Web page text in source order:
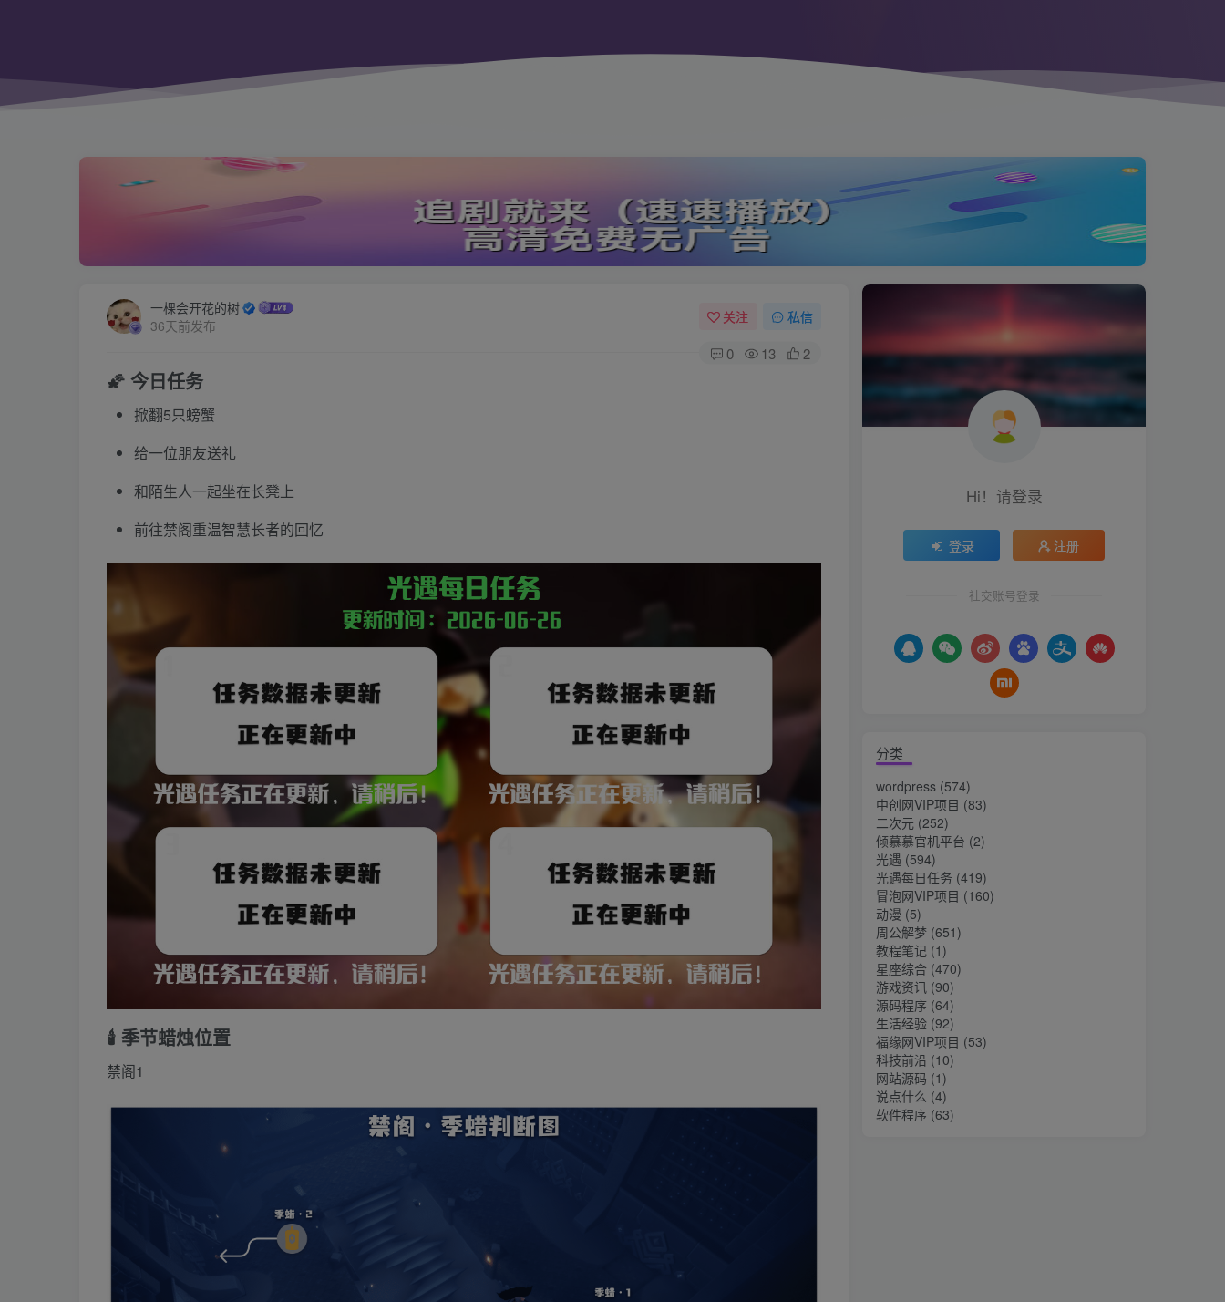
一棵会开花的树
36天前发布
关注 私信
0 13 2
🌠 今日任务
掀翻5只螃蟹
给一位朋友送礼
和陌生人一起坐在长凳上
前往禁阁重温智慧长者的回忆
🕯️ 季节蜡烛位置
禁阁1
Hi！请登录
登录 注册
社交账号登录
分类
wordpress (574)
中创网VIP项目 (83)
二次元 (252)
倾慕慕官机平台 (2)
光遇 (594)
光遇每日任务 (419)
冒泡网VIP项目 (160)
动漫 (5)
周公解梦 (651)
教程笔记 (1)
星座综合 (470)
游戏资讯 (90)
源码程序 (64)
生活经验 (92)
福缘网VIP项目 (53)
科技前沿 (10)
网站源码 (1)
说点什么 (4)
软件程序 (63)